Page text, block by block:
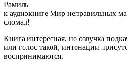
Рамиль
к аудиокниге Мир неправильных
сломал!
Книга интересная, но озвучка
или голос такой, интонации
воспринимаются.